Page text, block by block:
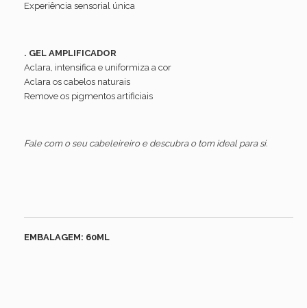
Experiência sensorial única
. GEL AMPLIFICADOR
Aclara, intensifica e uniformiza a cor
Aclara os cabelos naturais
Remove os pigmentos artificiais
Fale com o seu cabeleireiro e descubra o tom ideal para si.
EMBALAGEM: 60ML